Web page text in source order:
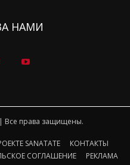
НАМИ
Все права защищены.
SANATATE
КОНТАКТЫ
СОГЛАШЕНИЕ
РЕКЛАМА